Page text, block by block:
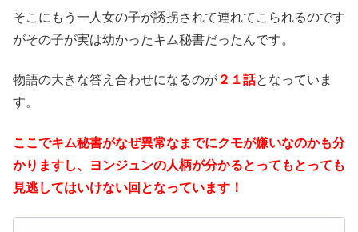
そこにもう一人女の子が誘拐されて連れてこられるのです
がその子が実は幼かったキム秘書だったんです。
物語の大きな答え合わせになるのが ２１話となっていま
す。
ここでキム秘書がなぜ異常なまでにクモが嫌いなのかも分
かりますし、ヨンジュンの人柄が分かるとってもとっても
見逃してはいけない回となっています！